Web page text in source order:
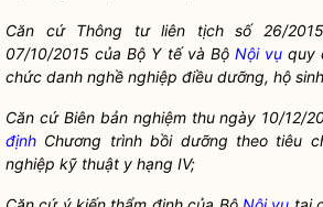
Căn cứ Thông tư liên tịch số 26/2015/
07/10/2015 của Bộ Y tế và Bộ Nội vụ quy
chức danh nghề nghiệp điều dưỡng, hộ
Căn cứ Biên bản nghiệm thu ngày 10/12/
định Chương trình bồi dưỡng theo tiêu
nghiệp kỹ thuật y hạng IV;